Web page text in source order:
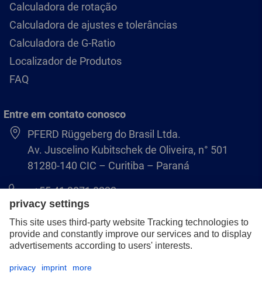
Calculadora de rotação
Calculadora de ajustes e tolerâncias
Calculadora de G-Ratio
Localizador de Produtos
FAQ
Entre em contato conosco
PFERD Rüggeberg do Brasil Ltda.
Av. Juscelino Kubitschek de Oliveira, n° 501
81280-140 CIC – Curitiba – Paraná
+55 41 3071 8222
pferd.br@pferd.com
Aviso legal